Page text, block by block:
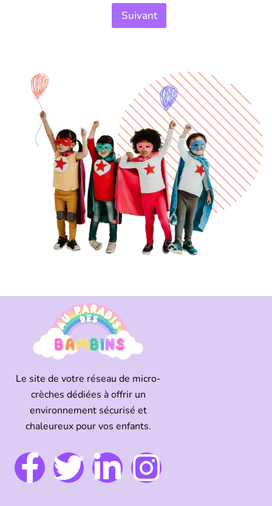
Suivant
Le site de votre réseau de micro-
crèches dédiées à offrir un
environnement sécurisé et
chaleureux pour vos enfants.